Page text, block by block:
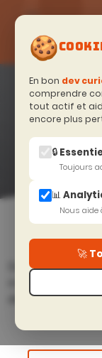
🍪
En bon dev
comprendre
tout actif et
encore plus
🔒
Toujours
📊
Nous
🚀
Accueil >
Intelligence
Découvrez
intellicode
développement